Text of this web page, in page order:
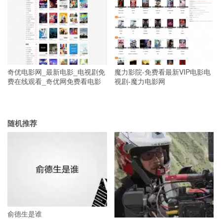
奇优电影网_最新电影_电视剧免
费在线观看_奇优网免费看电影
魔力影院-免费看最新VIP电影电
视剧-魔力电影网
随机推荐
俞德生是谁